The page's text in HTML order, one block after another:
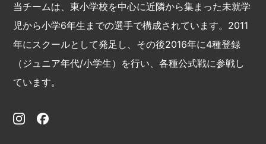
当チームは、東小学校を中心に近隣から集まった未就学
児から小学6年生までの選手で構成されています。2011
年にスクールとして発足し、その後2016年に4種登録
（ジュニア年代/小学生）を行い、各種公式戦に参戦し
ています。